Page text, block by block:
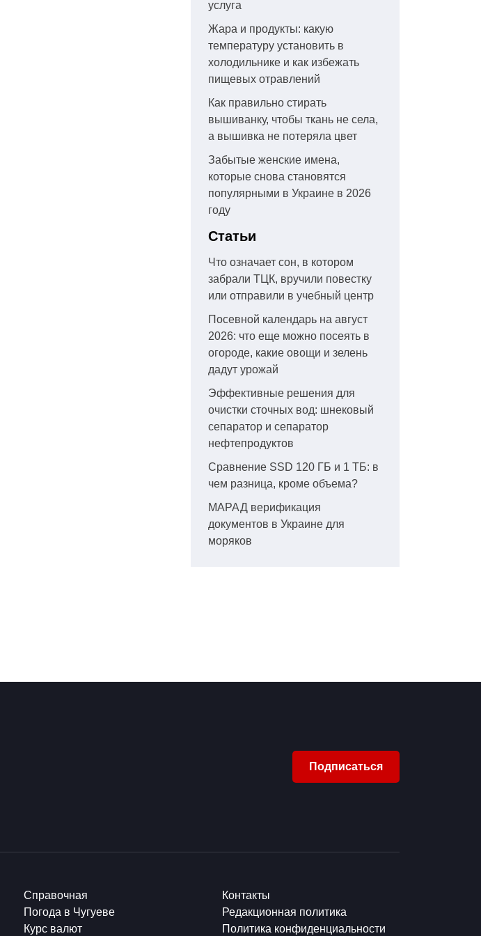
услуга
Жара и продукты: какую
температуру установить в
холодильнике и как избежать
пищевых отравлений
Как правильно стирать
вышиванку, чтобы ткань не села,
а вышивка не потеряла цвет
Забытые женские имена,
которые снова становятся
популярными в Украине в 2026
году
Статьи
Что означает сон, в котором
забрали ТЦК, вручили повестку
или отправили в учебный центр
Посевной календарь на август
2026: что еще можно посеять в
огороде, какие овощи и зелень
дадут урожай
Эффективные решения для
очистки сточных вод: шнековый
сепаратор и сепаратор
нефтепродуктов
Сравнение SSD 120 ГБ и 1 ТБ: в
чем разница, кроме объема?
МАРАД верификация
документов в Украине для
моряков
Подписаться
Справочная
Погода в Чугуеве
Курс валют
Контакты
Редакционная политика
Политика конфиденциальности